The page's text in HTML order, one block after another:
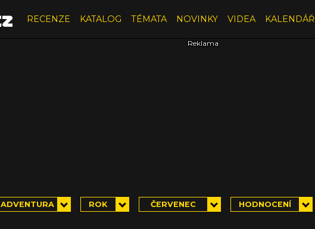
RECENZE KATALOG TÉMATA NOVINKY VIDEA KALENDÁŘ
ADVENTURA ROK ČERVENEC HODNOCENÍ